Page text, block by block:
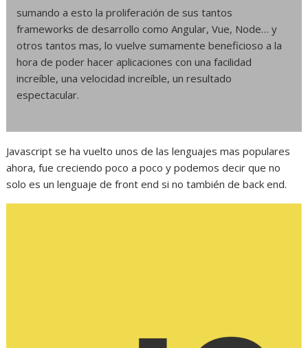
sumando a esto la proliferación de sus tantos
frameworks de desarrollo como Angular, Vue, Node… y
otros tantos mas, lo vuelve sumamente beneficioso a la
hora de poder hacer aplicaciones con una facilidad
increíble, una velocidad increíble, un resultado
espectacular.
Javascript se ha vuelto unos de las lenguajes mas populares
ahora, fue creciendo poco a poco y podemos decir que no
solo es un lenguaje de front end si no también de back end.